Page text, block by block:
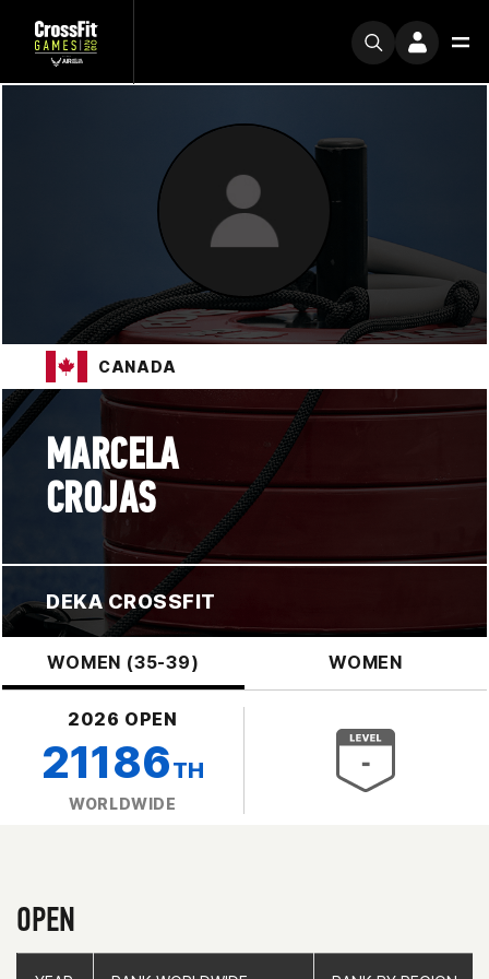
CANADA
MARCELA
CROJAS
DEKA CROSSFIT
WOMEN (35-39) WOMEN
2026 OPEN
21186TH
WORLDWIDE
OPEN